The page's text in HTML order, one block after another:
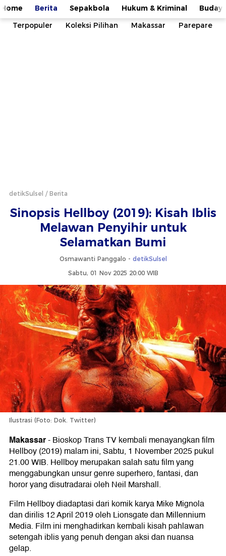
Home Berita Sepakbola Hukum & Kriminal
Terpopuler
Koleksi Pilihan Makassar Parepare
detikSulsel Berita
Sinopsis Hellboy (2019): Kisah Iblis
Melawan Penyihir untuk
Selamatkan Bumi
Osmawanti Panggalo - detikSulsel
Sabtu, 01 Nov 2025 20:00 WIB
Ilustrasi (Foto: Dok. Twitter)
Makassar-Bioskop Trans TV kembali menayangkan film
Hellboy (2019) malam ini, Sabtu, 1 November 2025 pukul
21.00 WIB. Hellboy merupakan salah satu film yang
menggabungkan unsur genre superhero, fantasi, dan
horor yang disutradarai oleh Neil Marshall.
Film Hellboy diadaptasi dari komik karya Mike Mignola
dan dirilis 12 April 2019 oleh Lionsgate dan Millennium
Media. Film ini menghadirkan kembali kisah pahlawan
setengah iblis yang penuh dengan aksi dan nuansa
gelap.